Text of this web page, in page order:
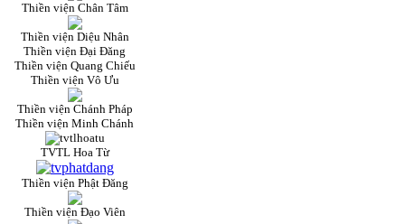
Thiền viện Chân Tâm
Thiền viện Diệu Nhân
Thiền viện Đại Đăng
Thiền viện Quang Chiếu
Thiền viện Vô Ưu
Thiền viện Chánh Pháp
Thiền viện Minh Chánh
TVTL Hoa Từ
Thiền viện Phật Đăng
Thiền viện Đạo Viên